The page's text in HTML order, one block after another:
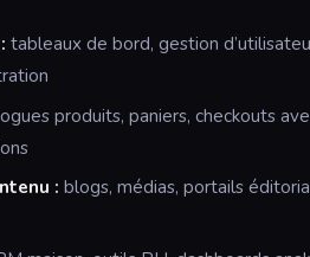
tableaux de bord, gestion
produits, paniers, checkouts
: blogs, médias, portails